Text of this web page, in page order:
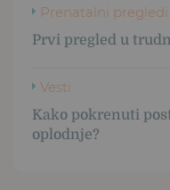
Prenatalni pregledi
Prvi pregled u
Vesti
Kako pokrenuti
oplodnje?